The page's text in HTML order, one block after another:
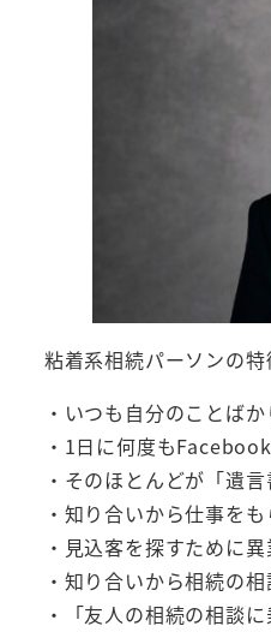
粘着系相続パーソンの特
・いつも自分のことば
・1日に何度も
・そのほとんどが「遺
・知り合いから仕事を
・見込客を探すために
・知り合いから相続の
・「友人の相続の相談